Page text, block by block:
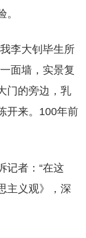
李大钊毕生所
面墙，实景复
门的旁边，乳
开来。100年前
者：“在这
主义观》，深